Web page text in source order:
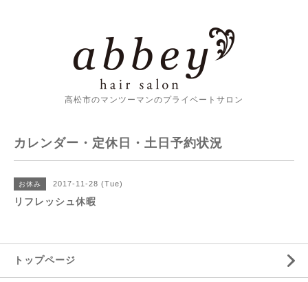
高松市のマンツーマンのプライベートサロン
カレンダー・定休日・土日予約状況
お休み 2017-11-28 (Tue)
リフレッシュ休暇
トップページ